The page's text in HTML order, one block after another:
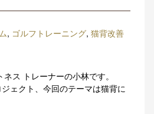
, ゴルフトレーニング, 猫背改善
ス トレーナーの小林です。
ェクト、今回のテーマは猫背に